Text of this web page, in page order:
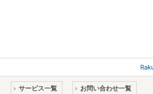
サービス一覧 お問い合わせ一覧